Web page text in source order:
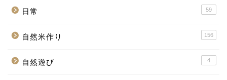
日常 59
自然米作り 156
自然遊び 4